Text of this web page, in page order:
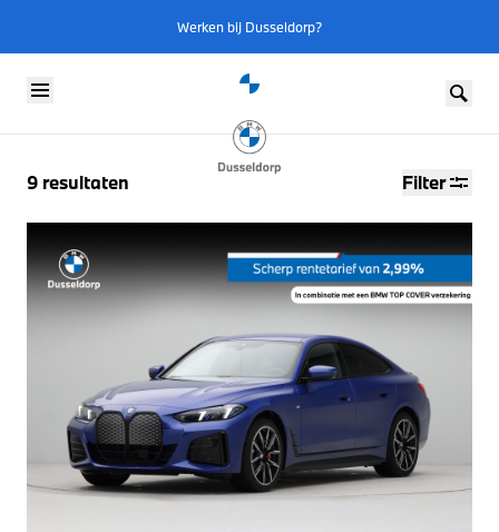
Werken bij Dusseldorp?
9 resultaten Filter